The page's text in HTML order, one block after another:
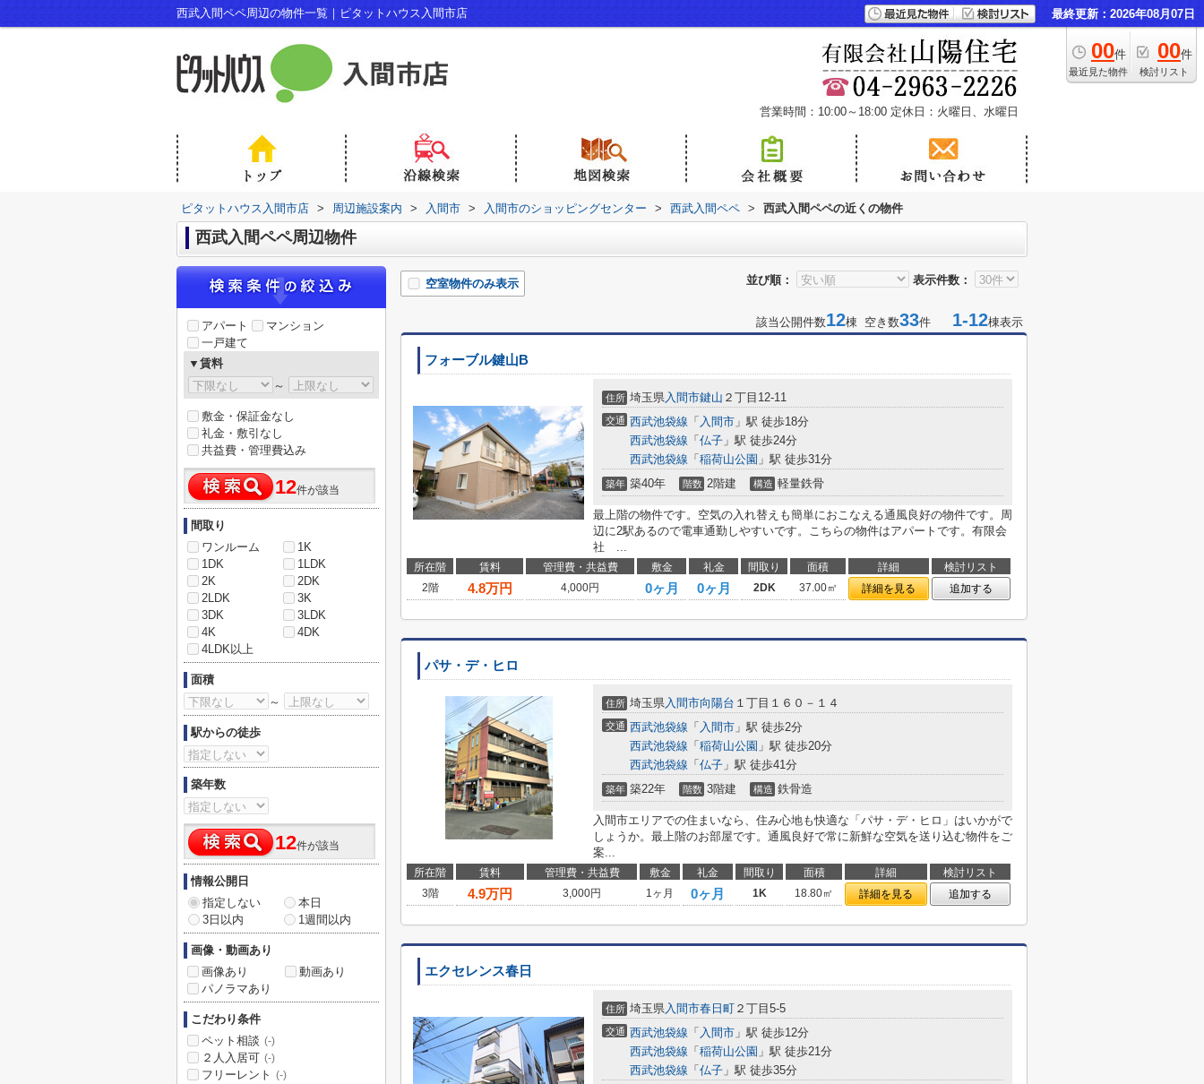
西武入間ペペ周辺の物件一覧｜ピタットハウス入間市店 最終更新：2026年08月07日
00件
最近見た物件
00件
検討リスト
営業時間：10:00～18:00 定休日：火曜日、水曜日
ピタットハウス入間市店 > 周辺施設案内 > 入間市 > 入間市のショッピングセンター > 西武入間ペペ > 西武入間ペペの近くの物件
西武入間ペペ周辺物件
並び順： 表示件数：
空室物件のみ表示
該当公開件数12棟 空き数33件 1-12棟表示
フォーブル鍵山B
住所 埼玉県入間市鍵山 ２丁目12-11
交通 西武池袋線 「 入間市 」駅 徒歩18分
西武池袋線 「 仏子 」駅 徒歩24分
西武池袋線 「 稲荷山公園 」駅 徒歩31分
築年 築40年 階数 2階建 構造 軽量鉄骨
最上階の物件です。空気の入れ替えも簡単におこなえる通風良好の物件です。周
辺に2駅あるので電車通勤しやすいです。こちらの物件はアパートです。有限会
社 ...
所在階 賃料 管理費・共益費 敷金 礼金 間取り 面積 詳細
検討リスト
2階
4.8万円 4,000円 0ヶ月 0ヶ月 2DK 37.00㎡ 詳細を見る 追加する
パサ・デ・ヒロ
住所 埼玉県入間市向陽台 １丁目１６０－１４
交通 西武池袋線 「 入間市 」駅 徒歩2分
西武池袋線 「 稲荷山公園 」駅 徒歩20分
西武池袋線 「 仏子 」駅 徒歩41分
築年 築22年 階数 3階建 構造 鉄骨造
入間市エリアでの住まいなら、住み心地も快適な「パサ・デ・ヒロ」はいかがで
しょうか。最上階のお部屋です。通風良好で常に新鮮な空気を送り込む物件をご
案...
所在階 賃料 管理費・共益費 敷金 礼金 間取り 面積 詳細
検討リスト
3階
4.9万円 3,000円 1ヶ月 0ヶ月 1K 18.80㎡ 詳細を見る 追加する
エクセレンス春日
住所 埼玉県入間市春日町 ２丁目5-5
交通 西武池袋線 「 入間市 」駅 徒歩12分
西武池袋線 「 稲荷山公園 」駅 徒歩21分
西武池袋線 「 仏子 」駅 徒歩35分
アパート
マンション
一戸建て
▼賃料
～
敷金・保証金なし
礼金・敷引なし
共益費・管理費込み
12件が該当
間取り
ワンルーム
1K
1DK
1LDK
2K
2DK
2LDK
3K
3DK
3LDK
4K
4DK
4LDK以上
面積
～
駅からの徒歩
築年数
12件が該当
情報公開日
指定しない
本日
3日以内
1週間以内
画像・動画あり
画像あり
動画あり
パノラマあり
こだわり条件
ペット相談 (-)
２人入居可 (-)
フリーレント (-)